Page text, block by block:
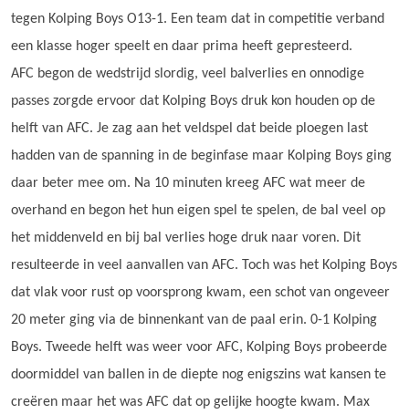
tegen Kolping Boys O13-1. Een team dat in competitie verband
een klasse hoger speelt en daar prima heeft gepresteerd.
AFC begon de wedstrijd slordig, veel balverlies en onnodige
passes zorgde ervoor dat Kolping Boys druk kon houden op de
helft van AFC. Je zag aan het veldspel dat beide ploegen last
hadden van de spanning in de beginfase maar Kolping Boys ging
daar beter mee om. Na 10 minuten kreeg AFC wat meer de
overhand en begon het hun eigen spel te spelen, de bal veel op
het middenveld en bij bal verlies hoge druk naar voren. Dit
resulteerde in veel aanvallen van AFC. Toch was het Kolping Boys
dat vlak voor rust op voorsprong kwam, een schot van ongeveer
20 meter ging via de binnenkant van de paal erin. 0-1 Kolping
Boys. Tweede helft was weer voor AFC, Kolping Boys probeerde
doormiddel van ballen in de diepte nog enigszins wat kansen te
creëren maar het was AFC dat op gelijke hoogte kwam. Max